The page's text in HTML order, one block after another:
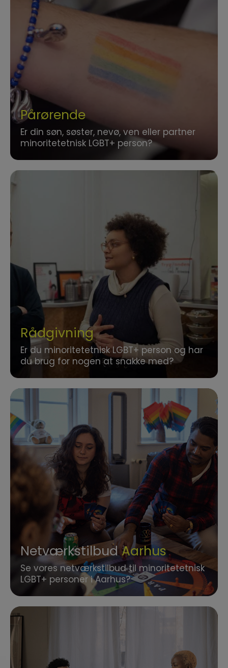
Pårørende
Er din søn, søster, nevø, ven eller partner
minoritetetnisk LGBT+ person?
Rådgivning
Er du minoritetetnisk LGBT+ person og har
du brug for nogen at snakke med?
NetværkstilbudAarhus
Se vores netværkstilbud til minoritetetnisk
LGBT+ personer i Aarhus?